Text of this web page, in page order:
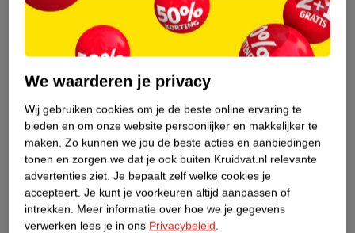
Over dit product
Productinformatie
Nature Impact Score
Dit product heeft (nog) geen Nature
Impact Score.
Meer informatie
We waarderen je privacy
Wij gebruiken cookies om je de beste online ervaring te
bieden en om onze website persoonlijker en makkelijker te
maken. Zo kunnen we jou de beste acties en aanbiedingen
tonen en zorgen we dat je ook buiten Kruidvat.nl relevante
advertenties ziet. Je bepaalt zelf welke cookies je
accepteert. Je kunt je voorkeuren altijd aanpassen of
intrekken. Meer informatie over hoe we je gegevens
verwerken lees je in ons Privacybeleid.